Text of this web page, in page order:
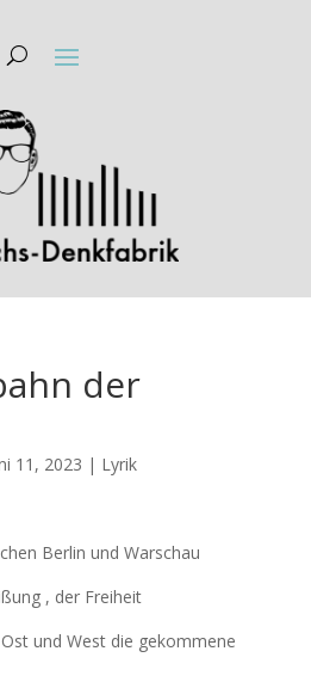
der
11, 2023 | Lyrik
Berlin und Warschau
, der Freiheit
und West die gekommene